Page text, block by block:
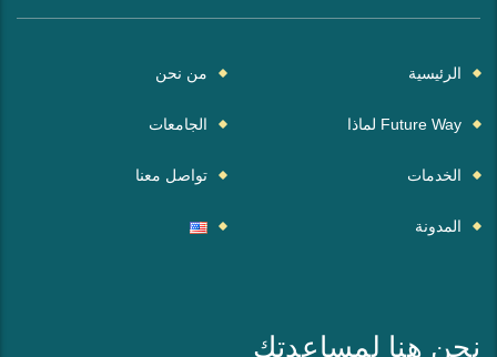
الرئيسية من نحن
Future Way لماذا الجامعات
الخدمات تواصل معنا
المدونة
نحن هنا لمساعدتك